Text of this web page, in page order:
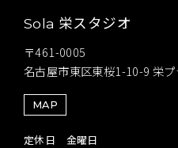
Sola 栄スタジオ
〒461-0005
名古屋市東区東桜1-10-9 栄
MAP
定休日 金曜日